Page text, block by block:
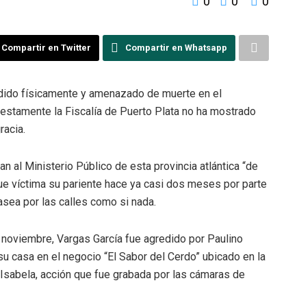
Compartir en Twitter Compartir en Whatsapp
físicamente y amenazado de muerte en el
la Fiscalía de Puerto Plata no ha mostrado
al Ministerio Público de esta provincia atlántica “de
víctima su pariente hace ya casi dos meses por parte
por las calles como si nada.
Vargas García fue agredido por Paulino
casa en el negocio “El Sabor del Cerdo” ubicado en la
acción que fue grabada por las cámaras de